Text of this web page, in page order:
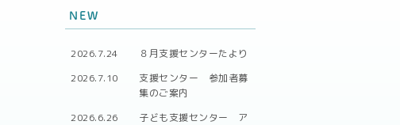
NEW
2026.7.24
８月支援センターたより
2026.7.10
支援センター 参加者募
集のご案内
2026.6.26
子ども支援センター ア